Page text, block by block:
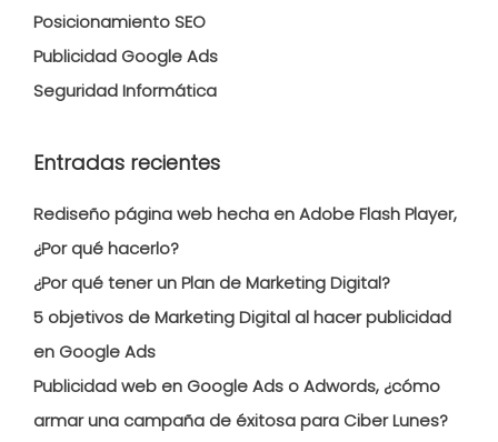
Posicionamiento SEO
Publicidad Google Ads
Seguridad Informática
Entradas recientes
Rediseño página web hecha en Adobe Flash Player,
¿Por qué hacerlo?
¿Por qué tener un Plan de Marketing Digital?
5 objetivos de Marketing Digital al hacer publicidad
en Google Ads
Publicidad web en Google Ads o Adwords, ¿cómo
armar una campaña de éxitosa para Ciber Lunes?